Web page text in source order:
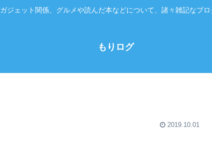
ガジェット関係、グルメや読んだ本などについて、諸々雑記なブロ
もりログ
2019.10.01